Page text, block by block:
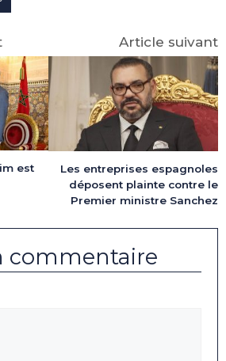
est
Article suivant
Les entreprises espagnoles
déposent plainte contre le
Premier ministre Sanchez
commentaire